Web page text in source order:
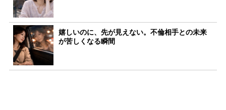
嬉しいのに、先が見えない。不倫相手との未来
が苦しくなる瞬間